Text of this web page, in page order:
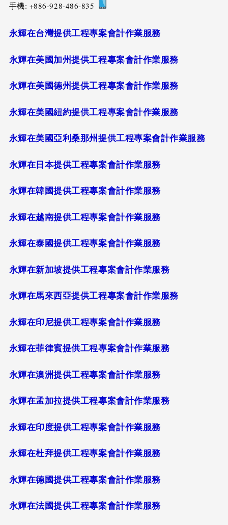
手機: +886-928-486-835
永輝在台灣提供工程專案會計作業服務
永輝在美國加州提供工程專案會計作業服務
永輝在美國德州提供工程專案會計作業服務
永輝在美國紐約提供工程專案會計作業服務
永輝在美國亞利桑那州提供工程專案會計作業服務
永輝在日本提供工程專案會計作業服務
永輝在韓國提供工程專案會計作業服務
永輝在越南提供工程專案會計作業服務
永輝在泰國提供工程專案會計作業服務
永輝在新加坡提供工程專案會計作業服務
永輝在馬來西亞提供工程專案會計作業服務
永輝在印尼提供工程專案會計作業服務
永輝在菲律賓提供工程專案會計作業服務
永輝在澳洲提供工程專案會計作業服務
永輝在孟加拉提供工程專案會計作業服務
永輝在印度提供工程專案會計作業服務
永輝在杜拜提供工程專案會計作業服務
永輝在德國提供工程專案會計作業服務
永輝在法國提供工程專案會計作業服務